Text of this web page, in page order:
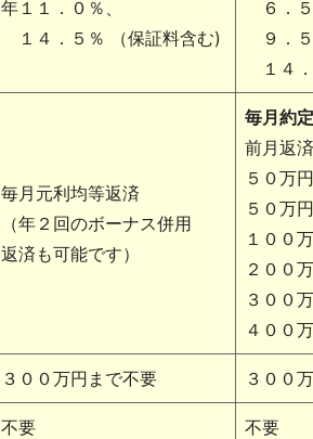
年 １１．０％、
１４．５％ （保証料含む)
６．
９．
１４
毎月元利均等返済
（年２回のボーナス併用
返済も可能です）
毎月約
前月返
５０万
５０万
１００
２００
３００
４００
３００万円まで不要 ３００
不要 不要